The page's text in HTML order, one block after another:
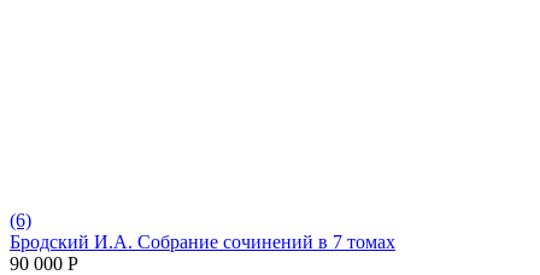
(6)
Бродский И.А. Собрание сочинений в 7 томах
90 000 Р